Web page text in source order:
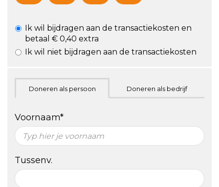
Ik wil bijdragen aan de transactiekosten en
betaal € 0,40 extra
Ik wil niet bijdragen aan de transactiekosten
Doneren als persoon Doneren als bedrijf
Voornaam*
Tussenv.